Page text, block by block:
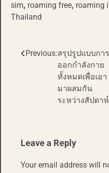
sim, roaming free, roaming
Thailand
Post
navigation
Previous:สรุปรูปแบบการ
ออกกำลังกาย
ทั้งหมดเพื่อเอา
มาผสมกัน
ระหว่างสัปดาห์​
Leave a Reply
Your email address will